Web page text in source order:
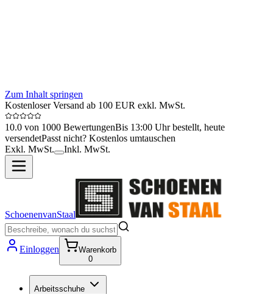
Zum Inhalt springen
Kostenloser Versand ab 100 EUR exkl. MwSt.
10.0 von 1000 BewertungenBis 13:00 Uhr bestellt, heute
versendetPasst nicht? Kostenlos umtauschen
Exkl. MwSt.
Inkl. MwSt.
SchoenenvanStaal
Einloggen
Warenkorb
0
Arbeitsschuhe